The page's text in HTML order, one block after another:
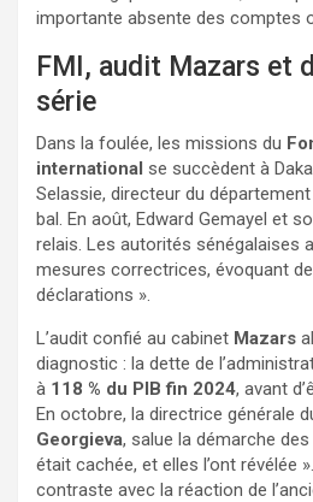
importante absente des comptes
FMI, audit Mazars et
série
Dans la foulée, les missions du
international se succèdent à
Selassie, directeur du
bal. En août, Edward Gemayel et
relais. Les autorités sénégalaises
mesures correctrices, évoquant
déclarations ».
L’audit confié au cabinet Mazars
diagnostic : la dette de
à 118 % du PIB fin 2024, avant
En octobre, la directrice générale
Georgieva, salue la démarche
était cachée, et elles l’ont révélée
contraste avec la réaction de